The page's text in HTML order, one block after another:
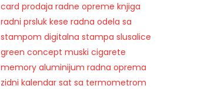
card prodaja radne opreme knjiga
radni prsluk kese radna odela sa
stampom digitalna stampa slusalice
green concept muski cigarete
memory aluminijum radna oprema
zidni kalendar sat sa termometrom